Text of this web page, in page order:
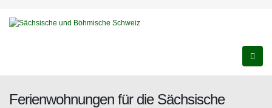
Ferienwohnungen für die Sächsische